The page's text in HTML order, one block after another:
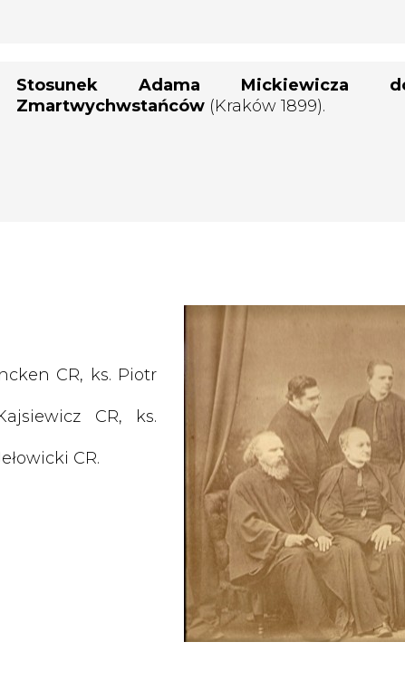
Stosunek Adama Mickiewicza
Zmartwychwstańców (Kraków 1899).
CR, ks. Piotr
CR, ks.
CR.